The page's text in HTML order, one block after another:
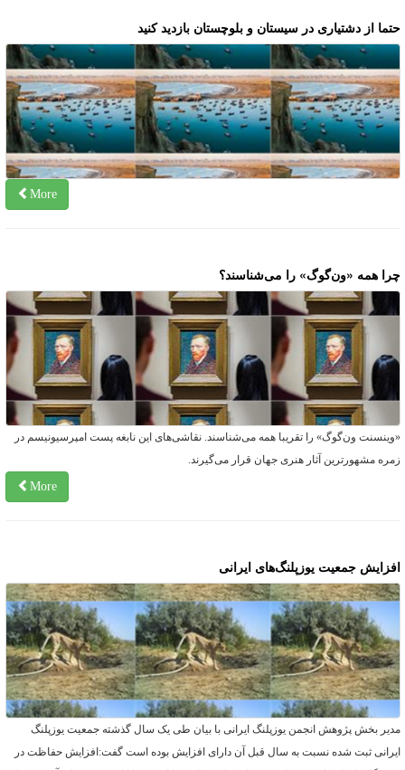
از دشتیاری در سیستان و بلوچستان بازدید کنید
More
همه «ون‌گوگ»‌ را می‌شناسند؟
ون‌گوگ» را تقریبا همه می‌شناسند. نقاشی‌های این نابغه پست امپرسیونیسم در
مشهورترین آثار هنری جهان قرار می‌گیرند.
More
جمعیت یوزپلنگ‌های ایرانی
بخش پژوهش انجمن یوزپلنگ ایرانی با بیان طی یک سال گذشته جمعیت یوزپلنگ
ثبت شده نسبت به سال قبل آن دارای افزایش بوده است گفت:افزایش حفاظت در